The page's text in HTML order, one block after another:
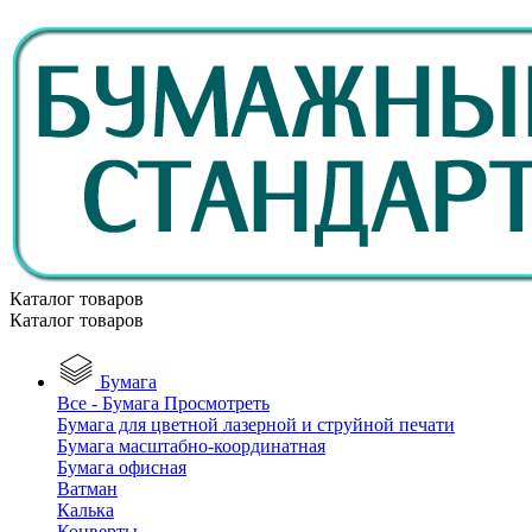
Каталог товаров
Каталог товаров
Бумага
Все - Бумага Просмотреть
Бумага для цветной лазерной и струйной печати
Бумага масштабно-координатная
Бумага офисная
Ватман
Калька